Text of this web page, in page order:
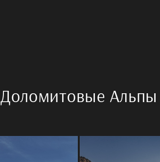
Доломитовые Альпы